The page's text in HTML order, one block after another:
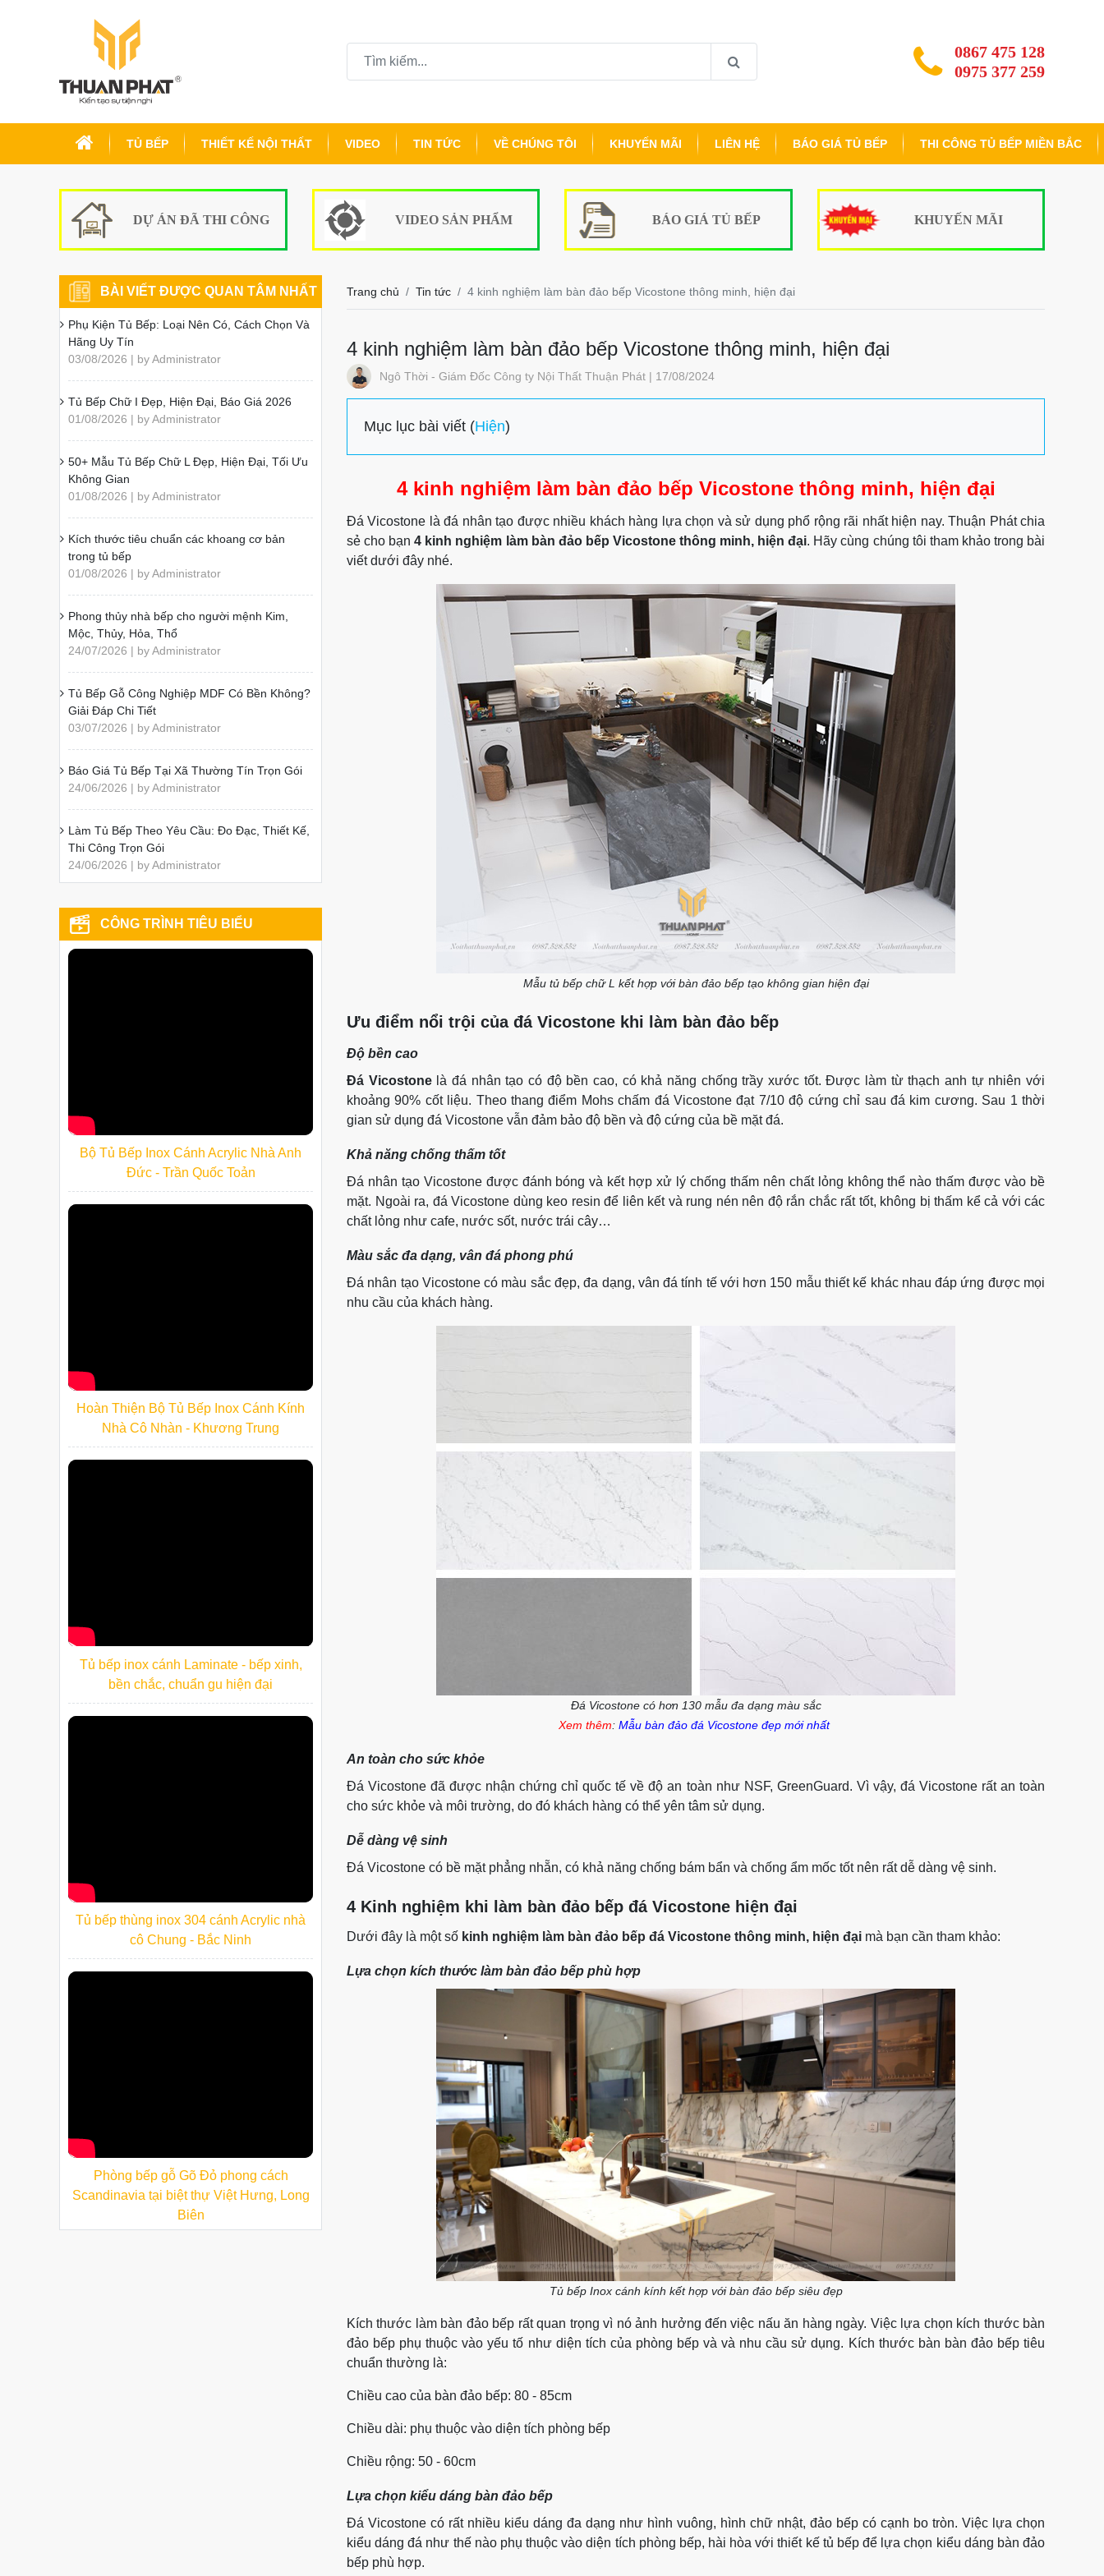
0867 475 128
0975 377 259
TỦ BẾP THIẾT KẾ NỘI THẤT VIDEO TIN TỨC VỀ CHÚNG TÔI KHUYẾN MÃI LIÊN HỆ BÁO GIÁ TỦ BẾP THI CÔNG TỦ BẾP MIỀN BẮC
DỰ ÁN ĐÃ THI CÔNG VIDEO SẢN PHẨM BÁO GIÁ TỦ BẾP KHUYẾN MÃI
Trang chủ Tin tức 4 kinh nghiệm làm bàn đảo bếp Vicostone thông minh, hiện đại
4 kinh nghiệm làm bàn đảo bếp Vicostone thông minh, hiện đại
Ngô Thời - Giám Đốc Công ty Nội Thất Thuận Phát | 17/08/2024
Mục lục bài viết (Hiện)
4 kinh nghiệm làm bàn đảo bếp Vicostone thông minh, hiện đại
Đá Vicostone là đá nhân tạo được nhiều khách hàng lựa chọn và sử dụng phổ rộng rãi nhất hiện nay. Thuận Phát chia
sẻ cho bạn4 kinh nghiệm làm bàn đảo bếp Vicostone thông minh, hiện đại. Hãy cùng chúng tôi tham khảo trong bài
viết dưới đây nhé.
Mẫu tủ bếp chữ L kết hợp với bàn đảo bếp tạo không gian hiện đại
Ưu điểm nổi trội của đá Vicostone khi làm bàn đảo bếp
Độ bền cao
Đá Vicostonelà đá nhân tạo có độ bền cao, có khả năng chống trầy xước tốt. Được làm từ thạch anh tự nhiên với
khoảng 90% cốt liệu. Theo thang điểm Mohs chấm đá Vicostone đạt 7/10 độ cứng chỉ sau đá kim cương. Sau 1 thời
gian sử dụng đá Vicostone vẫn đảm bảo độ bền và độ cứng của bề mặt đá.
Khả năng chống thấm tốt
Đá nhân tạo Vicostone được đánh bóng và kết hợp xử lý chống thấm nên chất lỏng không thể nào thấm được vào bề
mặt. Ngoài ra, đá Vicostone dùng keo resin để liên kết và rung nén nên độ rắn chắc rất tốt, không bị thấm kể cả với các
chất lỏng như cafe, nước sốt, nước trái cây…
Màu sắc đa dạng, vân đá phong phú
Đá nhân tạo Vicostone có màu sắc đẹp, đa dạng, vân đá tính tế với hơn 150 mẫu thiết kế khác nhau đáp ứng được mọi
nhu cầu của khách hàng.
Đá Vicostone có hơn 130 mẫu đa dạng màu sắc
Xem thêm: Mẫu bàn đảo đá Vicostone đẹp mới nhất
An toàn cho sức khỏe
Đá Vicostone đã được nhận chứng chỉ quốc tế về độ an toàn như NSF, GreenGuard. Vì vậy, đá Vicostone rất an toàn
cho sức khỏe và môi trường, do đó khách hàng có thể yên tâm sử dụng.
Dễ dàng vệ sinh
Đá Vicostone có bề mặt phẳng nhẵn, có khả năng chống bám bẩn và chống ẩm mốc tốt nên rất dễ dàng vệ sinh.
4 Kinh nghiệm khi làm bàn đảo bếp đá Vicostone hiện đại
Dưới đây là một số kinh nghiệm làm bàn đảo bếp đá Vicostone thông minh, hiện đại mà bạn cần tham khảo:
Lựa chọn kích thước làm bàn đảo bếp phù hợp
Tủ bếp Inox cánh kính kết hợp với bàn đảo bếp siêu đẹp
Kích thước làm bàn đảo bếp rất quan trọng vì nó ảnh hưởng đến việc nấu ăn hàng ngày. Việc lựa chọn kích thước bàn
đảo bếp phụ thuộc vào yếu tố như diện tích của phòng bếp và và nhu cầu sử dụng. Kích thước bàn bàn đảo bếp tiêu
chuẩn thường là:
Chiều cao của bàn đảo bếp: 80 - 85cm
Chiều dài: phụ thuộc vào diện tích phòng bếp
Chiều rộng: 50 - 60cm
Lựa chọn kiểu dáng bàn đảo bếp
Đá Vicostone có rất nhiều kiểu dáng đa dạng như hình vuông, hình chữ nhật, đảo bếp có cạnh bo tròn. Việc lựa chọn
kiểu dáng đá như thế nào phụ thuộc vào diện tích phòng bếp, hài hòa với thiết kế tủ bếp để lựa chọn kiểu dáng bàn đảo
bếp phù hợp.
BÀI VIẾT ĐƯỢC QUAN TÂM NHẤT
Phụ Kiện Tủ Bếp: Loại Nên Có, Cách Chọn Và
Hãng Uy Tín
03/08/2026 | by Administrator
Tủ Bếp Chữ I Đẹp, Hiện Đại, Báo Giá 2026
01/08/2026 | by Administrator
50+ Mẫu Tủ Bếp Chữ L Đẹp, Hiện Đại, Tối Ưu
Không Gian
01/08/2026 | by Administrator
Kích thước tiêu chuẩn các khoang cơ bản
trong tủ bếp
01/08/2026 | by Administrator
Phong thủy nhà bếp cho người mệnh Kim,
Mộc, Thủy, Hỏa, Thổ
24/07/2026 | by Administrator
Tủ Bếp Gỗ Công Nghiệp MDF Có Bền Không?
Giải Đáp Chi Tiết
03/07/2026 | by Administrator
Báo Giá Tủ Bếp Tại Xã Thường Tín Trọn Gói
24/06/2026 | by Administrator
Làm Tủ Bếp Theo Yêu Cầu: Đo Đạc, Thiết Kế,
Thi Công Trọn Gói
24/06/2026 | by Administrator
CÔNG TRÌNH TIÊU BIỂU
Bộ Tủ Bếp Inox Cánh Acrylic Nhà Anh
Đức - Trần Quốc Toản
Hoàn Thiện Bộ Tủ Bếp Inox Cánh Kính
Nhà Cô Nhàn - Khương Trung
Tủ bếp inox cánh Laminate - bếp xinh,
bền chắc, chuẩn gu hiện đại
Tủ bếp thùng inox 304 cánh Acrylic nhà
cô Chung - Bắc Ninh
Phòng bếp gỗ Gõ Đỏ phong cách
Scandinavia tại biệt thự Việt Hưng, Long
Biên